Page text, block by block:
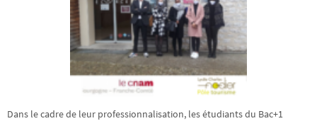
Dans le cadre de leur professionnalisation, les étudiants du Bac+1